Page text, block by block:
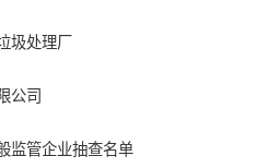
圾处理厂
公司
监管企业抽查名单